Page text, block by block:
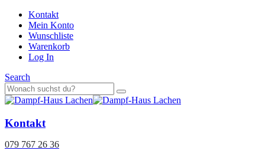
Kontakt
Mein Konto
Wunschliste
Warenkorb
Log In
Search
Kontakt
079 767 26 36